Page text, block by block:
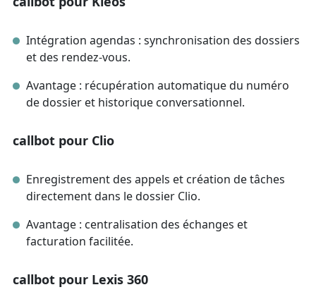
Intégration agendas : synchronisation des dossiers
et des rendez-vous.
Avantage : récupération automatique du numéro
de dossier et historique conversationnel.
callbot pour Clio
Enregistrement des appels et création de tâches
directement dans le dossier Clio.
Avantage : centralisation des échanges et
facturation facilitée.
callbot pour Lexis 360